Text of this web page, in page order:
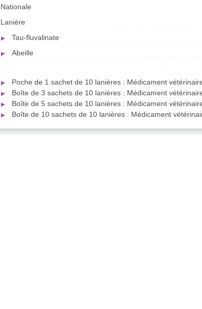
Nationale
Lanière
Tau-fluvalinate
Abeille
Poche de 1 sachet de 10 lanières : Médicament
Boîte de 3 sachets de 10 lanières : Médicament
Boîte de 5 sachets de 10 lanières : Médicament
Boîte de 10 sachets de 10 lanières : Médicament